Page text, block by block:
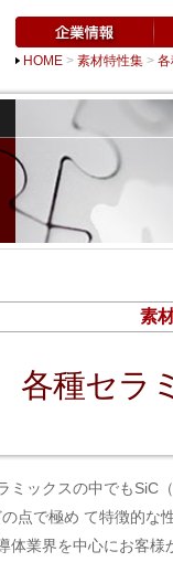
HOME > 素材特性集 >
素
各種セラ
ックスの中でもSiC
点で極め て特徴的な
体業界を中心にお客